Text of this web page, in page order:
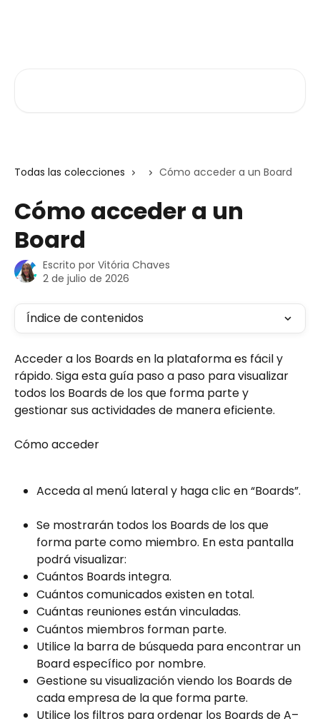
Todas las colecciones Cómo acceder a un Board
Cómo acceder a un
Board
Escrito por Vitória Chaves
2 de julio de 2026
Índice de contenidos
Acceder a los Boards en la plataforma es fácil y
rápido. Siga esta guía paso a paso para visualizar
todos los Boards de los que forma parte y
gestionar sus actividades de manera eficiente.
Cómo acceder
Acceda al menú lateral y haga clic en “Boards”.
Se mostrarán todos los Boards de los que
forma parte como miembro. En esta pantalla
podrá visualizar:
Cuántos Boards integra.
Cuántos comunicados existen en total.
Cuántas reuniones están vinculadas.
Cuántos miembros forman parte.
Utilice la barra de búsqueda para encontrar un
Board específico por nombre.
Gestione su visualización viendo los Boards de
cada empresa de la que forma parte.
Utilice los filtros para ordenar los Boards de A–